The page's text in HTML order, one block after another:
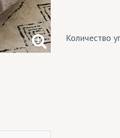
Количество